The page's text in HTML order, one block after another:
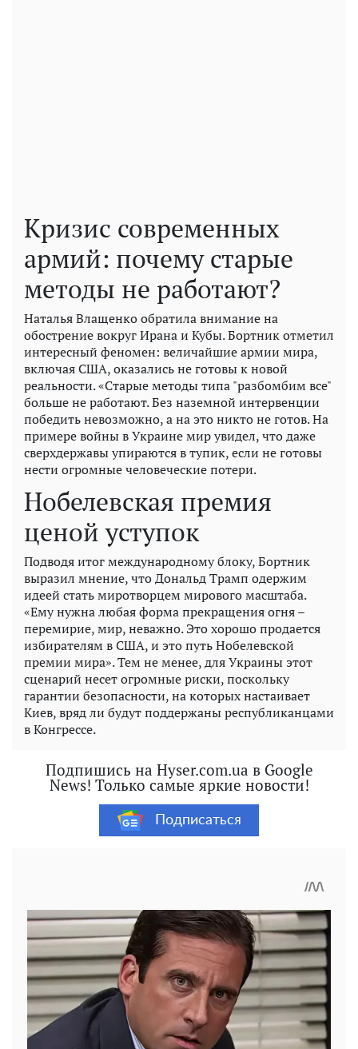
Кризис современных
армий: почему старые
методы не работают?
Наталья Влащенко обратила внимание на
обострение вокруг Ирана и Кубы. Бортник отметил
интересный феномен: величайшие армии мира,
включая США, оказались не готовы к новой
реальности. «Старые методы типа "разбомбим все"
больше не работают. Без наземной интервенции
победить невозможно, а на это никто не готов. На
примере войны в Украине мир увидел, что даже
сверхдержавы упираются в тупик, если не готовы
нести огромные человеческие потери.
Нобелевская премия
ценой уступок
Подводя итог международному блоку, Бортник
выразил мнение, что Дональд Трамп одержим
идеей стать миротворцем мирового масштаба.
«Ему нужна любая форма прекращения огня –
перемирие, мир, неважно. Это хорошо продается
избирателям в США, и это путь Нобелевской
премии мира». Тем не менее, для Украины этот
сценарий несет огромные риски, поскольку
гарантии безопасности, на которых настаивает
Киев, вряд ли будут поддержаны республиканцами
в Конгрессе.
Подпишись на Hyser.com.ua в Google
News! Только самые яркие новости!
Подписаться